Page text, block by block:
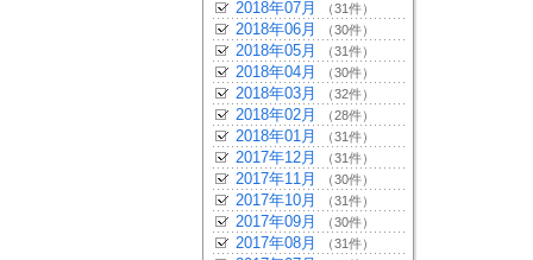
2018年07月 （31件）
2018年06月 （30件）
2018年05月 （31件）
2018年04月 （30件）
2018年03月 （32件）
2018年02月 （28件）
2018年01月 （31件）
2017年12月 （31件）
2017年11月 （30件）
2017年10月 （31件）
2017年09月 （30件）
2017年08月 （31件）